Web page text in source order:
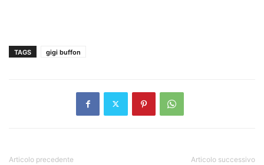
TAGS gigi buffon
Articolo precedente Articolo successivo